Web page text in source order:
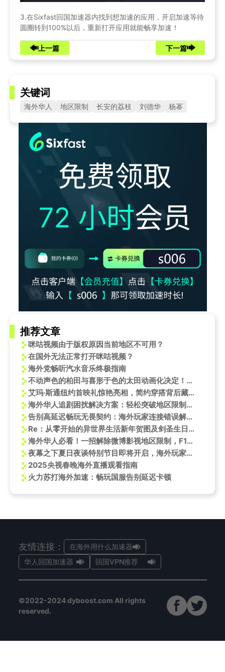
3.在Sixfast回国加速器内找到想加速的应用，开启加速等待
圆圈转到100%以后，重新打开应用就能畅享加速！
上一篇 下一篇
关键词
海外华人 地区限制 长安的荔枝 刘德华 杨幂
推荐文章
咪咕视频由于版权原因当前地区不可用？
在国外无法正常打开咪咕视频？
海外党畅听汽水音乐终极指南
不动声色的柏田与喜形于色的太田动画化决定！2025年开播，PV与声优阵容公开
艾玛·斯通纽约首映礼惊艳亮相，简约穿搭背后藏着海外游子追剧的辛酸泪
海外华人追剧困扰解决方案：轻松突破地区限制观看《红豆》等热门影视
告别高延迟畅玩无畏契约：海外玩家连接错误解决方案
Re：从零开始的异世界生活新年贺图及剑圣生日庆祝活动
海外华人必看！一招解除微博影视地区限制，F1赛车大片同步追更
夜幕之下夏日夜谈特别节目即将开启，海外玩家看不了小红书直播怎么办？
2025央视春晚海外直播观看指南
火力苏打海外加速：畅玩国服告别延迟卡顿
友情连接：
在海外用什么加速器
华人回国加速器
回国VPN推荐
©2022-2024 dyboost.com All rights
reserved.